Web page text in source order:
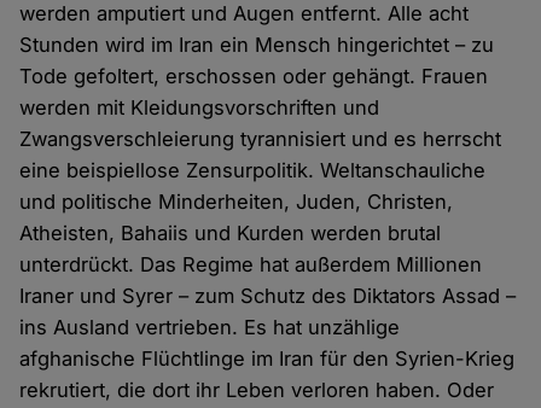
werden amputiert und Augen entfernt. Alle acht
Stunden wird im Iran ein Mensch hingerichtet – zu
Tode gefoltert, erschossen oder gehängt. Frauen
werden mit Kleidungsvorschriften und
Zwangsverschleierung tyrannisiert und es herrscht
eine beispiellose Zensurpolitik. Weltanschauliche
und politische Minderheiten, Juden, Christen,
Atheisten, Bahaiis und Kurden werden brutal
unterdrückt. Das Regime hat außerdem Millionen
Iraner und Syrer – zum Schutz des Diktators Assad –
ins Ausland vertrieben. Es hat unzählige
afghanische Flüchtlinge im Iran für den Syrien-Krieg
rekrutiert, die dort ihr Leben verloren haben. Oder